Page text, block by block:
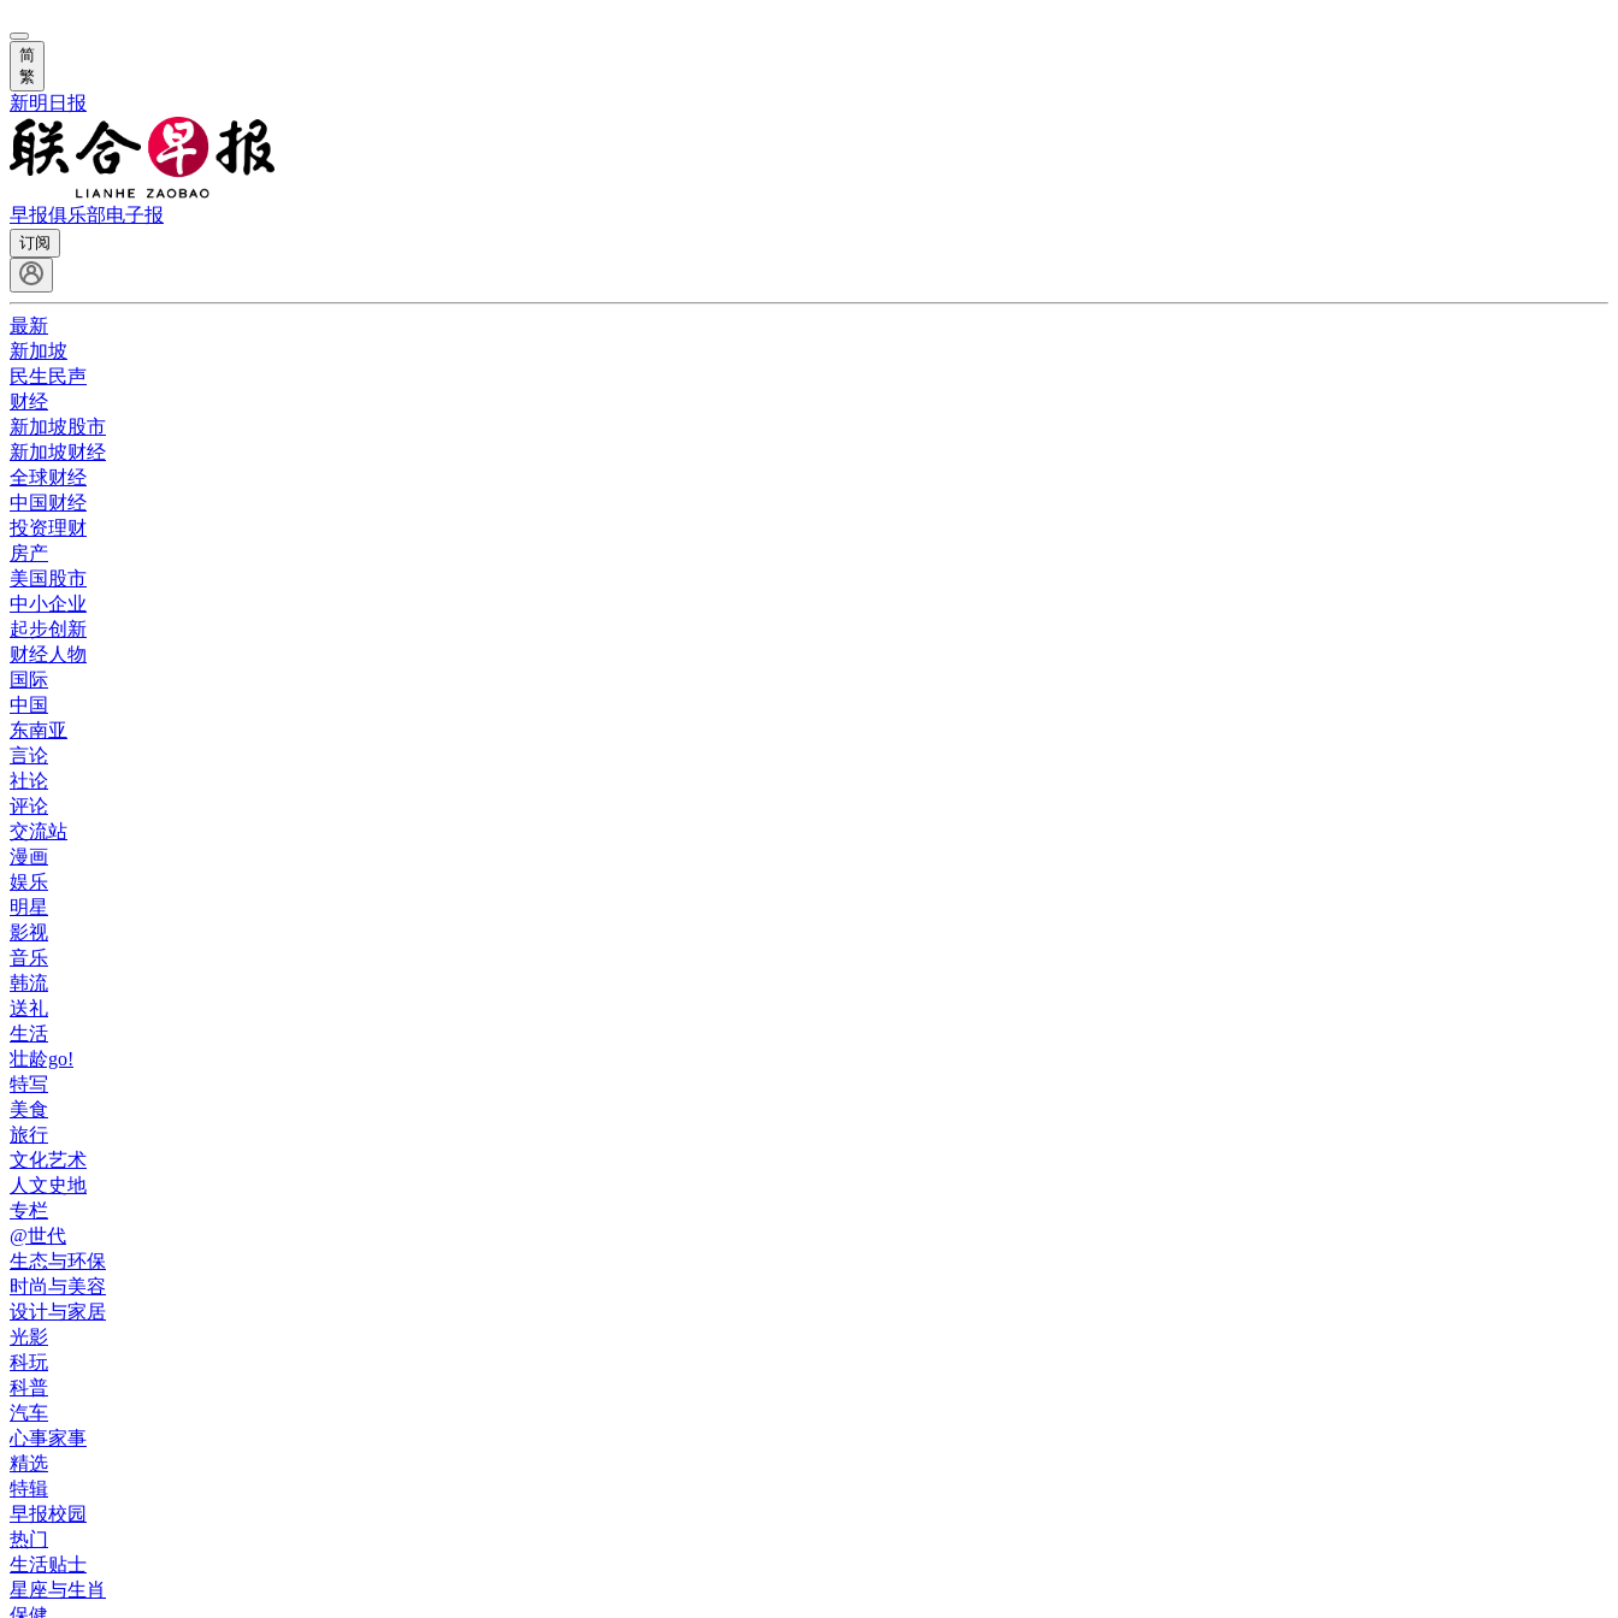
简
繁
新明日报
早报俱乐部电子报
订阅
最新
新加坡
民生民声
财经
新加坡股市
新加坡财经
全球财经
中国财经
投资理财
房产
美国股市
中小企业
起步创新
财经人物
国际
中国
东南亚
言论
社论
评论
交流站
漫画
娱乐
明星
影视
音乐
韩流
送礼
生活
壮龄go!
特写
美食
旅行
文化艺术
人文史地
专栏
@世代
生态与环保
时尚与美容
设计与家居
光影
科玩
科普
汽车
心事家事
精选
特辑
早报校园
热门
生活贴士
星座与生肖